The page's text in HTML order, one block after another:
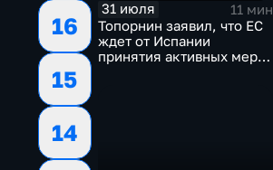
16
15
14
31 июля
11 мин
Топорнин заявил, что ЕС
ждет от Испании
принятия активных мер